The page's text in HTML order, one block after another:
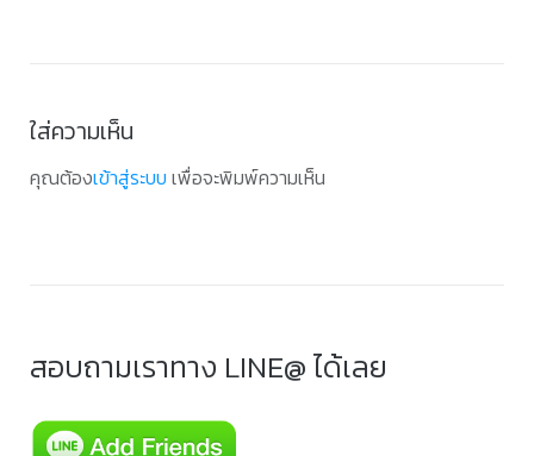
ใส่ความเห็น
คุณต้องเข้าสู่ระบบ เพื่อจะพิมพ์ความเห็น
สอบถามเราทาง LINE@ ได้เลย